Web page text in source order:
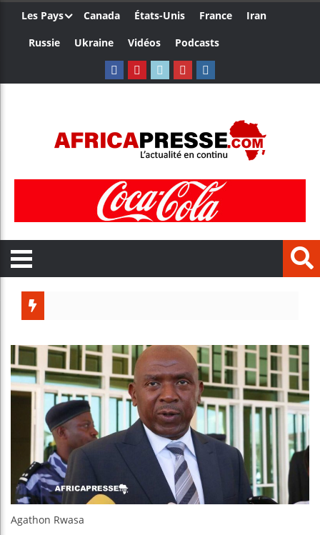
Les Pays Canada États-Unis France
Iran
Russie
Ukraine Vidéos Podcasts
Bénin :
Aliko
Agathon Rwasa